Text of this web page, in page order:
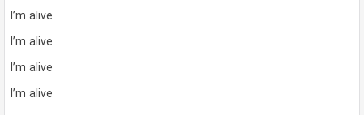
I’m alive
I’m alive
I’m alive
I’m alive